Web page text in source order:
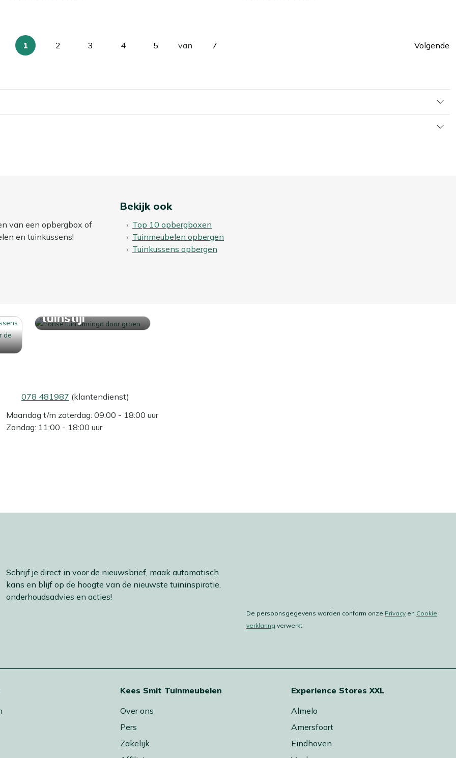
binnen op te bergen. Dit helpt om slijtage door vocht
U
pagina
1
Pagina
2
Pagina
3
Pagina
4
Pagina
5 van
Pagina
7 Volgende
van een opbergbox of
en tuinkussens!
Bekijk ook
Top 10 opbergboxen
Tuinmeubelen opbergen
Tuinkussens opbergen
tuinstijl
078 481987 (klantendienst)
Maandag t/m zaterdag: 09:00 - 18:00 uur
Zondag: 11:00 - 18:00 uur
Schrijf je direct in voor de nieuwsbrief, maak automatisch
kans en blijf op de hoogte van de nieuwste tuininspiratie,
onderhoudsadvies en acties!
De persoonsgegevens worden conform onze Privacy en Cookie
verklaring verwerkt.
Kees Smit Tuinmeubelen
Over ons
Pers
Zakelijk
Experience Stores XXL
Almelo
Amersfoort
Eindhoven